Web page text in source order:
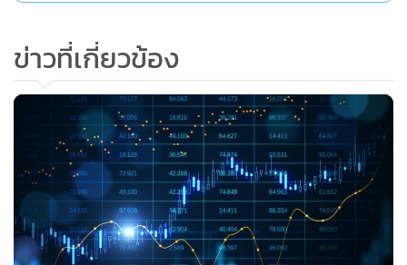
เพิ่มขึ้น 17.00 บาท
GULF มูลค่าการซื้อขาย 2,095.40 ล้านบาท ปิดที่ 44.25 บาท
เพิ่มขึ้น 1.50 บาท
CPALL มูลค่าการซื้อขาย 1,576.31 ล้านบาท ปิดที่ 46.50 บาท
เพิ่มขึ้น 0.25 บาท
KTC มูลค่าการซื้อขาย 1,432.70 ล้านบาท ปิดที่ 27.75 บาท เพิ่ม
ข่าวที่เกี่ยวข้อง